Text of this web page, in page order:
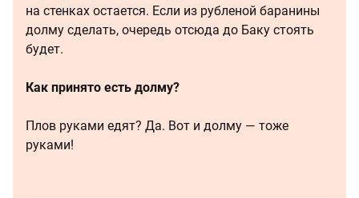
на стенках остается. Если из рубленой баранины
долму сделать, очередь отсюда до Баку стоять
будет.
Как принято есть долму?
Плов руками едят? Да. Вот и долму — тоже
руками!